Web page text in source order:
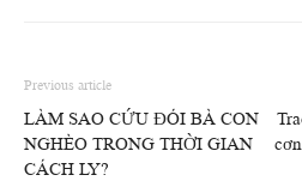
Previous article
LÀM SAO CỨU ĐÓI BÀ CON
NGHÈO TRONG THỜI GIAN
CÁCH LY?